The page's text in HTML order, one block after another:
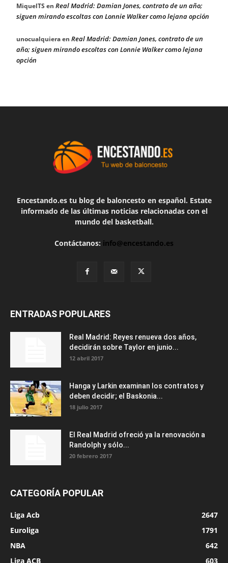
MiquelTS en Real Madrid: Damian Jones, contrato de un año;
siguen mirando escoltas con Lonnie Walker como lejana opción
unocualquieraen Real Madrid: Damian Jones, contrato de un
año; siguen mirando escoltas con Lonnie Walker como lejana
opción
Encestando.es tu blog de baloncesto en español. Estate
informado de las últimas noticias relacionadas con el
mundo del basketball.
Contáctanos: info@encestando.es
ENTRADAS POPULARES
Real Madrid: Reyes renueva dos años,
decidirán sobre Taylor en junio...
12 abril 2017
Hanga y Larkin examinan los contratos y
deben decidir; el Baskonia...
18 julio 2017
El Real Madrid ofreció ya la renovación a
Randolph y sólo...
20 febrero 2017
CATEGORÍA POPULAR
Liga Acb
2647
Euroliga
1791
NBA
642
Liga ACB
603